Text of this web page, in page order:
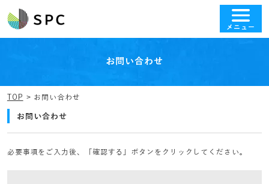
メニュー
お問い合わせ
TOP お問い合わせ
お問い合わせ
必要事項をご入力後、「確認する」ボタンをクリックしてください。